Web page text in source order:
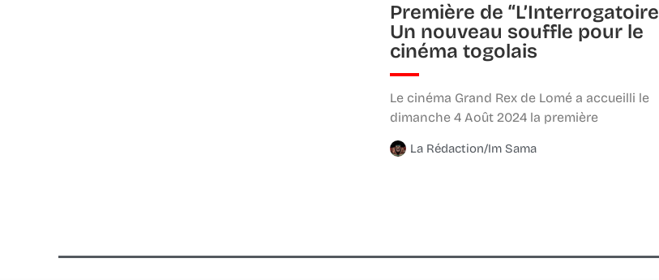
Première de
Un nouveau souffle pour le
cinéma togolais
Le cinéma Grand Rex de Lomé a accueilli le
dimanche 4 Août 2024 la première
La Rédaction/Im Sama